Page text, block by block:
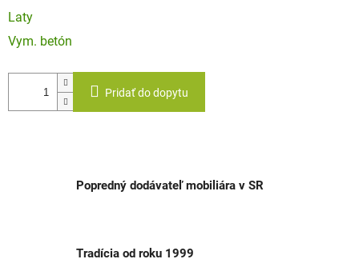
cena:
Laty
Vym. betón
Pridať do dopytu
Popredný dodávateľ mobiliára v SR
Tradícia od roku 1999